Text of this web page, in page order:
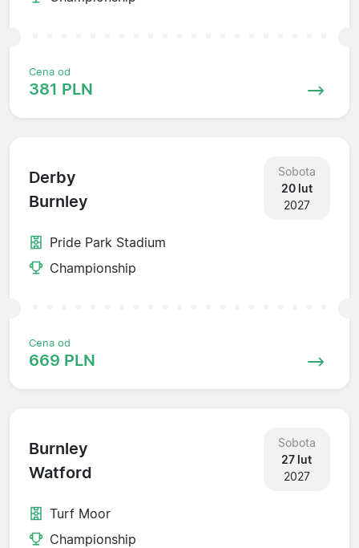
Cena od
381 PLN
Derby
Burnley
Sobota
20 lut
2027
Pride Park Stadium
Championship
Cena od
669 PLN
Burnley
Watford
Sobota
27 lut
2027
Turf Moor
Championship